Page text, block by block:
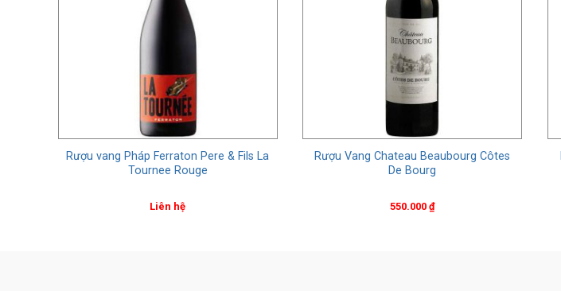
Rượu vang Pháp Ferraton Pere & Fils La
Tournee Rouge
Liên hệ
Rượu Vang Chateau Beaubourg Côtes
De Bourg
550.000 ₫